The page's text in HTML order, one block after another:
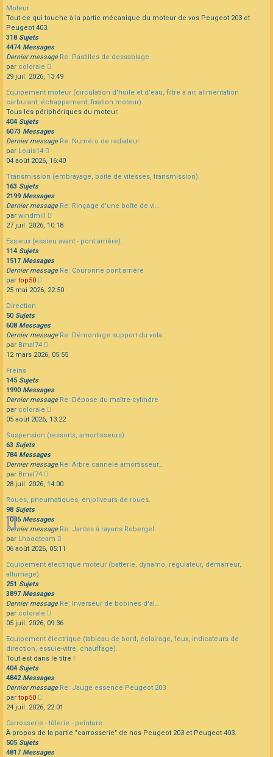
Moteur
Tout ce qui touche à la partie mécanique du moteur de vos Peugeot 203 et
Peugeot 403.
318 Sujets
4474 Messages
Dernier message Re: Pastilles de dessablage.
par colorale
le
message
29 juil. 2026, 13:49
Equipement moteur (circulation d'huile et d'eau, filtre à air, alimentation
carburant, échappement, fixation moteur).
Tous les périphériques du moteur.
404 Sujets
6073 Messages
Dernier message Re: Numéro de radiateur
par Louis14
le
message
04 août 2026, 16:40
Transmission (embrayage, boîte de vitesses, transmission).
163 Sujets
2199 Messages
Dernier message Re: Rinçage d'une boîte de vi…
par windmill
le
message
27 juil. 2026, 10:18
Essieux (essieu avant - pont arrière).
114 Sujets
1517 Messages
Dernier message Re: Couronne pont arrière
par top50
le
25 mai 2026, 22:50
Direction
50 Sujets
608 Messages
Dernier message Re: Démontage support du vola…
par Bmal74
le
12 mars 2026, 05:55
Freins
145 Sujets
1990Messages
Dernier message Re: Dépose du maître-cylindre
par colorale
le
message
05 août 2026, 13:22
Suspension (ressorts, amortisseurs).
63 Sujets
784 Messages
Dernier message Re: Arbre cannelé amortisseur…
par Bmal74
le
message
28 juil. 2026, 14:00
Roues, pneumatiques, enjoliveurs de roues.
98 Sujets
1005 Messages
Dernier message Re: Jantes à rayons Robergel
par Lhooqteam
le
message
06 août 2026, 05:11
Equipement électrique moteur (batterie, dynamo, régulateur, démarreur,
allumage).
251 Sujets
3897 Messages
Dernier message Re: Inverseur de bobines d'al…
par colorale
le
message
05 juil. 2026, 09:36
Equipement électrique (tableau de bord, éclairage, feux, indicateurs de
direction, essuie-vitre, chauffage).
Tout est dans le titre !
404 Sujets
4842Messages
Dernier message Re: Jauge essence Peugeot 203
par top50
le
message
24 juil. 2026, 22:01
Carrosserie - tôlerie - peinture.
À propos de la partie "carrosserie" de nos Peugeot 203 et Peugeot 403.
505 Sujets
4817 Messages